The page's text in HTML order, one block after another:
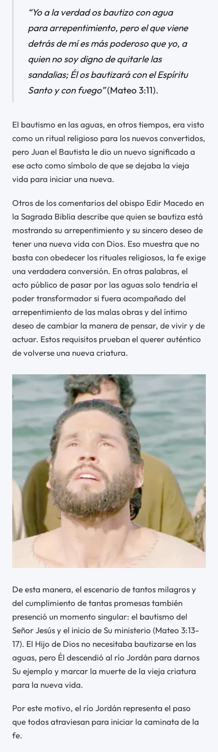
“Yo a la verdad os bautizo con agua
para arrepentimiento, pero el que viene
detrás de mí es más poderoso que yo, a
quien no soy digno de quitarle las
sandalias; Él os bautizará con el Espíritu
Santo y con fuego”(Mateo 3:11).
El bautismo en las aguas, en otros tiempos, era visto
como un ritual religioso para los nuevos convertidos,
pero Juan el Bautista le dio un nuevo significado a
ese acto como símbolo de que se dejaba la vieja
vida para iniciar una nueva.
Otros de los comentarios del obispo Edir Macedo en
la Sagrada Biblia describe que quien se bautiza está
mostrando su arrepentimiento y su sincero deseo de
tener una nueva vida con Dios. Eso muestra que no
basta con obedecer los rituales religiosos, la fe exige
una verdadera conversión. En otras palabras, el
acto público de pasar por las aguas solo tendría el
poder transformador si fuera acompañado del
arrepentimiento de las malas obras y del íntimo
deseo de cambiar la manera de pensar, de vivir y de
actuar. Estos requisitos prueban el querer auténtico
de volverse una nueva criatura.
De esta manera, el escenario de tantos milagros y
del cumplimiento de tantas promesas también
presenció un momento singular: el bautismo del
Señor Jesús y el inicio de Su ministerio (Mateo 3:13-
17). El Hijo de Dios no necesitaba bautizarse en las
aguas, pero Él descendió al río Jordán para darnos
Su ejemplo y marcar la muerte de la vieja criatura
para la nueva vida.
Por este motivo, el río Jordán representa el paso
que todos atraviesan para iniciar la caminata de la
fe.